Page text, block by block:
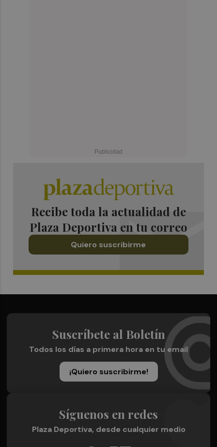
Recibe toda la actualidad de
Plaza Deportiva en tu correo
Quiero suscribirme
Suscríbete al Boletín
Todos los días a primera hora en tu email
¡Quiero suscribirme!
Síguenos en redes
Plaza Deportiva, desde cualquier medio